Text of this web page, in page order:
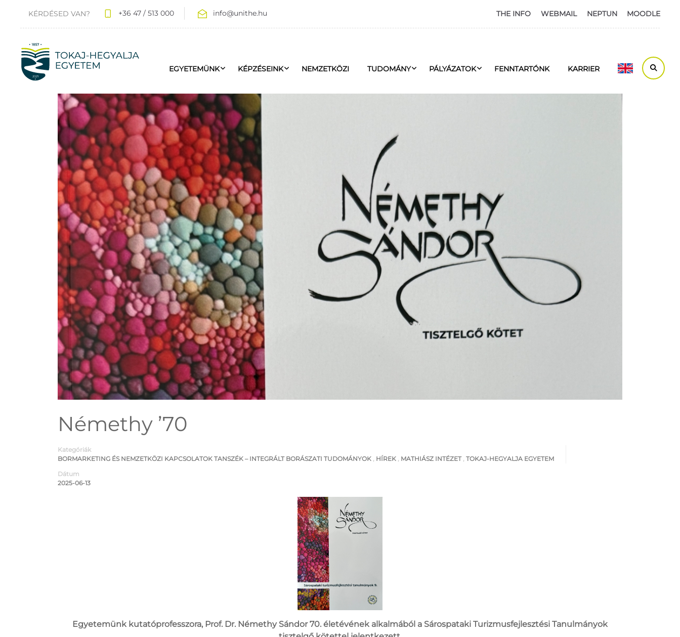
KÉRDÉSED VAN? +36 47 / 513 000 info@unithe.hu THE INFO WEBMAIL NEPTUN MOODLE
EGYETEMÜNK KÉPZÉSEINK NEMZETKÖZI TUDOMÁNY PÁLYÁZATOK FENNTARTÓNK KARRIER
Némethy ’70
Kategóriák
BORMARKETING ÉS NEMZETKÖZI KAPCSOLATOK TANSZÉK – INTEGRÁLT BORÁSZATI TUDOMÁNYOK , HÍREK , MATHIÁSZ INTÉZET, TOKAJ-HEGYALJA EGYETEM
Dátum
2025-06-13
Egyetemünk kutatóprofesszora, Prof. Dr. Némethy Sándor 70. életévének alkalmából a Sárospataki Turizmusfejlesztési Tanulmányok